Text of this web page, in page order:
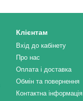
Клієнтам
Вхід до кабінету
Про нас
Оплата і доставка
Обмін та повернення
Контактна інформація